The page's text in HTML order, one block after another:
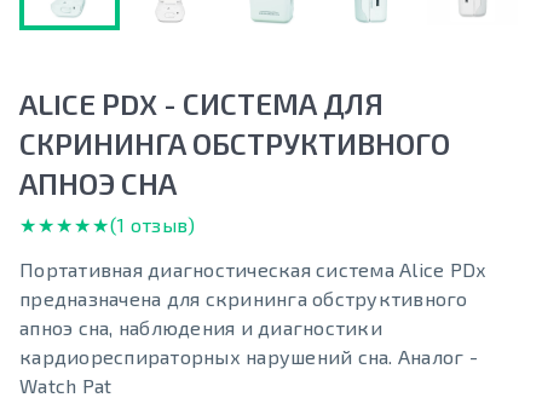
ALICE PDX - СИСТЕМА ДЛЯ
СКРИНИНГА ОБСТРУКТИВНОГО
АПНОЭ СНА
★★★★★
★★★★★(1 отзыв)
Портативная диагностическая система Alice PDx
предназначена для скрининга обструктивного
апноэ сна, наблюдения и диагностики
кардиореспираторных нарушений сна. Аналог -
Watch Pat